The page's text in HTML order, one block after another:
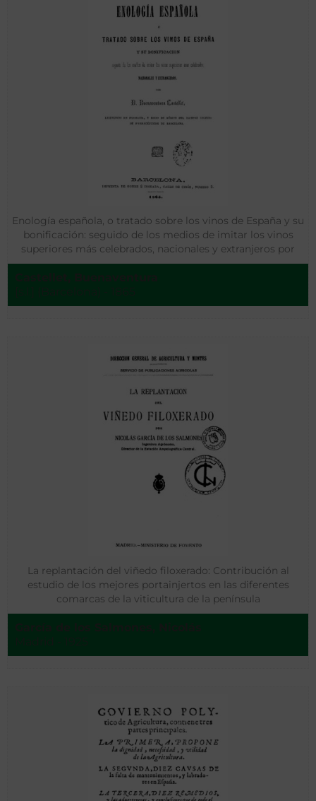
Enología española, o tratado sobre los vinos de España y su
bonificación: seguido de los medios de imitar los vinos
superiores más celebrados, nacionales y extranjeros por
Buenaventura Castellet
La replantación del viñedo filoxerado: Contribución al
estudio de los mejores portainjertos en las diferentes
comarcas de la viticultura de la península